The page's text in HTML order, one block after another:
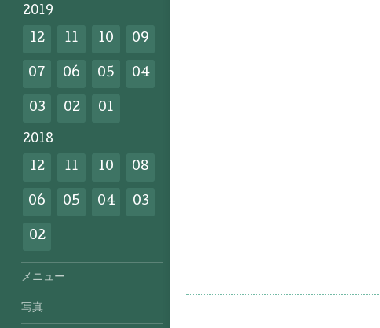
2019
12 11 10 09
07 06 05 04
03 02 01
2018
12 11 10 08
06 05 04 03
02
メニュー
写真